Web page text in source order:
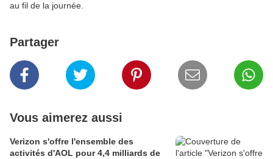
au fil de la journée.
Partager
Vous aimerez aussi
Verizon s'offre l'ensemble des
activités d'AOL pour 4,4 milliards de